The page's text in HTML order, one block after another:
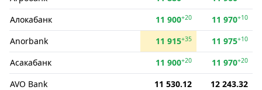
Алокабанк 11 900+20 11 970+10
Anorbank 11 915+35 11 975+10
Асакабанк 11 900+20 11 970+20
AVO Bank 11 530.12
12 243.32